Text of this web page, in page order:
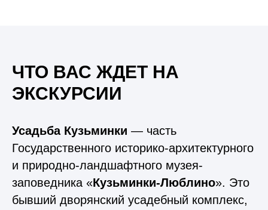
ЧТО ВАС ЖДЕТ НА
ЭКСКУРСИИ
Усадьба Кузьминки — часть
Государственного историко-архитектурного
и природно-ландшафтного музея-
заповедника «Кузьминки-Люблино». Это
бывший дворянский усадебный комплекс,